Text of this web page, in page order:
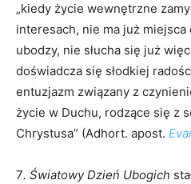
„kiedy życie wewnętrzne
interesach, nie ma już
ubodzy, nie słucha się już
doświadcza się słodkiej
entuzjazm związany z
życie w Duchu, rodzące się z
Chrystusa” (Adhort. apost.
7. Światowy Dzień Ubogich